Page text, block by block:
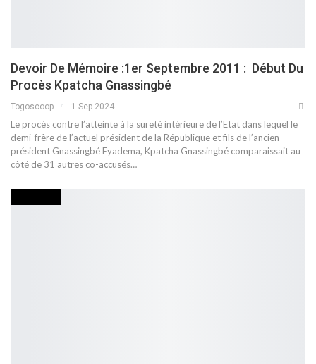
Devoir De Mémoire :1er Septembre 2011 : Début Du
Procès Kpatcha Gnassingbé
Togoscoop 1 Sep 2024
Le procès contre l’atteinte à la sureté intérieure de l’Etat dans lequel le
demi-frère de l’actuel président de la République et fils de l’ancien
président Gnassingbé Eyadema, Kpatcha Gnassingbé comparaissait au
côté de 31 autres co-accusés…